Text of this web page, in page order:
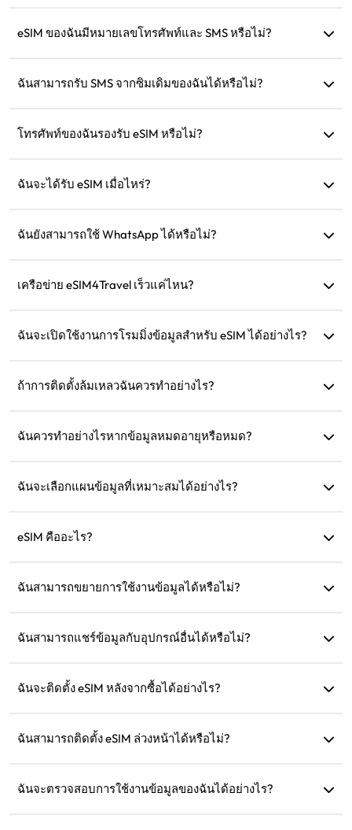
โมงเช้าในวันถัดไป หากใช้ข้อมูลครบตามที่กำหนด ความเร็วจะ
eSIM ของฉันมีหมายเลขโทรศัพท์และ SMS หรือไม่?
WhatsApp เพื่อการสื่อสารได้
ฉันสามารถรับ SMS จากซิมเดิมของฉันได้หรือไม่?
เพื่อรับ SMS เช่น การแจ้งเตือนบัตรเครดิตขณะเดินทาง
โทรศัพท์ของฉันรองรับ eSIM หรือไม่?
เพื่อยืนยันว่าอุปกรณ์ของคุณรองรับ eSIM หรือไม่
ฉันจะได้รับ eSIM เมื่อไหร่?
บนเว็บไซต์หลังจากการซื้อ
ฉันยังสามารถใช้ WhatsApp ได้หรือไม่?
เครือข่าย eSIM4Travel เร็วแค่ไหน?
สินค้า ความแข็งแกร่งของเครือข่ายขึ้นอยู่กับผู้ให้บริการในพื้นที่
ฉันจะเปิดใช้งานการโรมมิ่งข้อมูลสำหรับ eSIM ได้อย่างไร?
'บริการมือถือ' และเปิดใช้งาน 'การโรมมิ่งข้อมูล'
ถ้าการติดตั้งล้มเหลวฉันควรทำอย่างไร?
ไม่ เนื่องจาก eSIM แต่ละตัวสามารถติดตั้งได้เพียงครั้งเดียว หาก
ฉันควรทำอย่างไรหากข้อมูลหมดอายุหรือหมด?
ฉันจะเลือกแผนข้อมูลที่เหมาะสมได้อย่างไร?
10GB, 20GB)/30 วัน คุณสามารถเลือกตามความต้องการของ
eSIM คืออะไร?
จากดาวน์โหลดและติดตั้งแล้ว คุณสามารถใช้งานเพื่อเชื่อมต่อ
ฉันสามารถขยายการใช้งานข้อมูลได้หรือไม่?
จากแผนปัจจุบันหมดอายุ
ฉันสามารถแชร์ข้อมูลกับอุปกรณ์อื่นได้หรือไม่?
ข้อมูลจะเหมือนกับในโทรศัพท์ของคุณ
ฉันจะติดตั้ง eSIM หลังจากซื้อได้อย่างไร?
การติดตั้ง
ฉันสามารถติดตั้ง eSIM ล่วงหน้าได้หรือไม่?
สามารถใช้งานได้ทันทีเมื่อมาถึง
ฉันจะตรวจสอบการใช้งานข้อมูลของฉันได้อย่างไร?